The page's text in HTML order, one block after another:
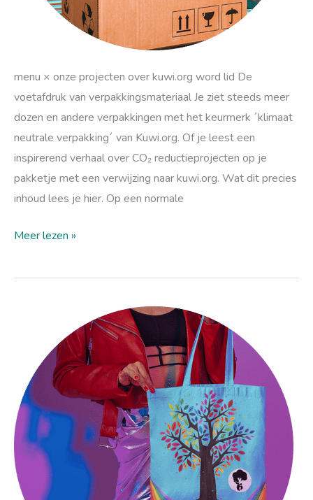
menu × onze projecten over kuwi.org word lid De
voetafdruk van verpakkingsmateriaal Je ziet steeds meer
dozen en andere verpakkingen met het keurmerk ´klimaat
neutrale verpakking´ van Kuwi.org. Of je leest een
inspirerend verhaal over CO₂ reductieprojecten op je
pakketje met een verwijzing naar kuwi.org. Wat dit precies
inhoud lees je hier. Op een normale
Meer lezen »